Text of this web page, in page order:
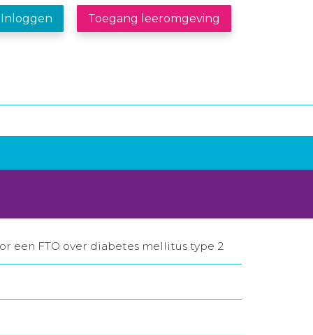
Inloggen Toegang leeromgeving
een FTO over diabetes mellitus type 2